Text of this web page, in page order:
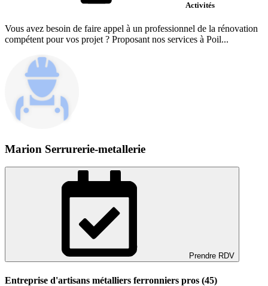
Activités
Vous avez besoin de faire appel à un professionnel de la rénovation
compétent pour vos projet ? Proposant nos services à Poil...
Marion Serrurerie-metallerie
Prendre RDV
Entreprise d'artisans métalliers ferronniers pros (45)